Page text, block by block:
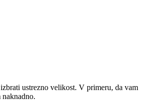
ustrezno velikost. V primeru, da vam